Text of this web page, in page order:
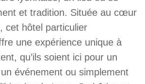
et tradition. Située au cœur
, cet hôtel particulier
une expérience unique à
qu’ils soient ici pour un
événement ou simplement